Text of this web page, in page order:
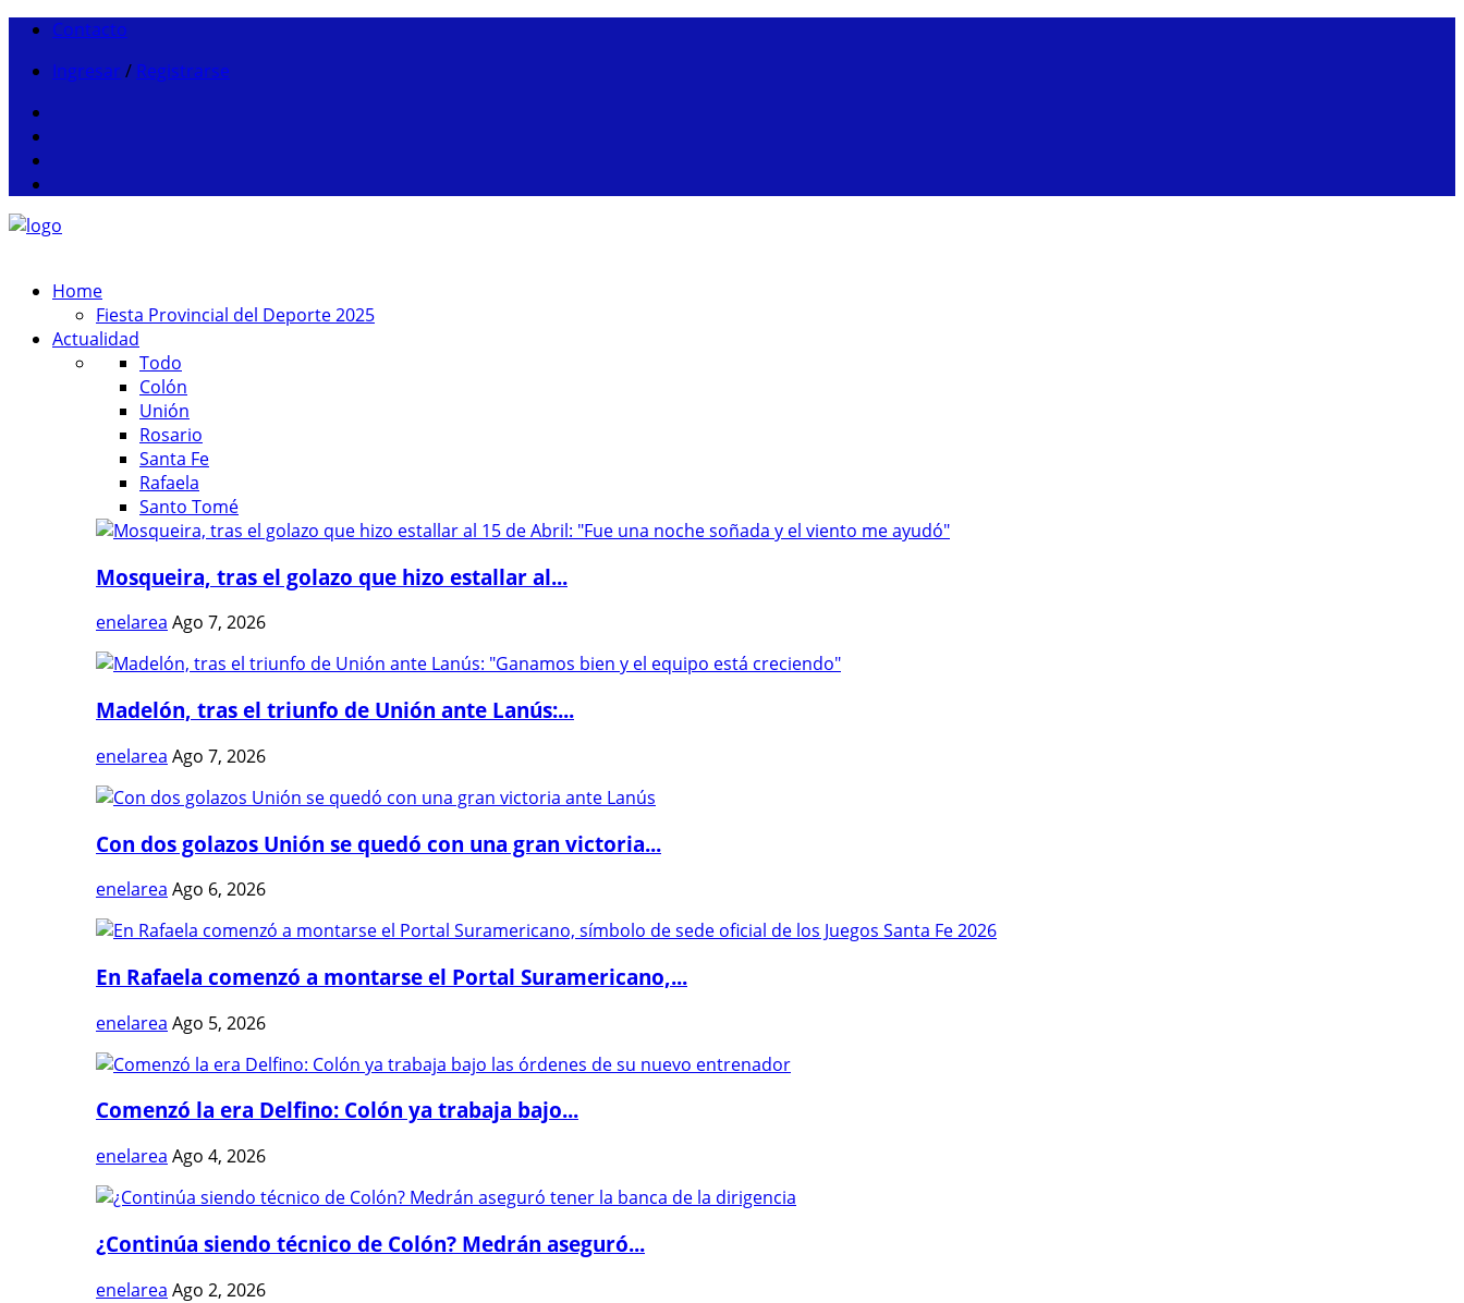
Contacto
Ingresar / Registrarse
Home
Fiesta Provincial del Deporte 2025
Actualidad
Todo
Colón
Unión
Rosario
Santa Fe
Rafaela
Santo Tomé
Mosqueira, tras el golazo que hizo estallar al...
enelarea Ago 7, 2026
Madelón, tras el triunfo de Unión ante Lanús:...
enelarea Ago 7, 2026
Con dos golazos Unión se quedó con una gran victoria...
enelarea Ago 6, 2026
En Rafaela comenzó a montarse el Portal Suramericano,...
enelarea Ago 5, 2026
Comenzó la era Delfino: Colón ya trabaja bajo...
enelarea Ago 4, 2026
¿Continúa siendo técnico de Colón? Medrán aseguró...
enelarea Ago 2, 2026